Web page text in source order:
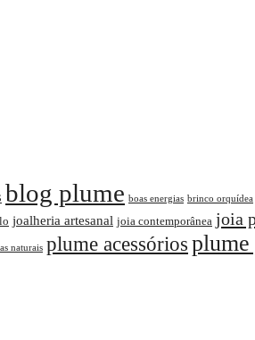
blog plume boas energias brinco orquídea
joalheria artesanal joia contemporânea joia
naturais plume acessórios